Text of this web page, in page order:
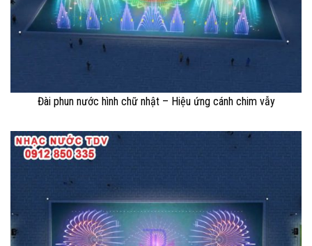
Đài phun nước hình chữ nhật – Hiệu ứng cánh chim vẫy